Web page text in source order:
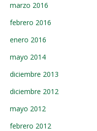
marzo 2016
febrero 2016
enero 2016
mayo 2014
diciembre 2013
diciembre 2012
mayo 2012
febrero 2012